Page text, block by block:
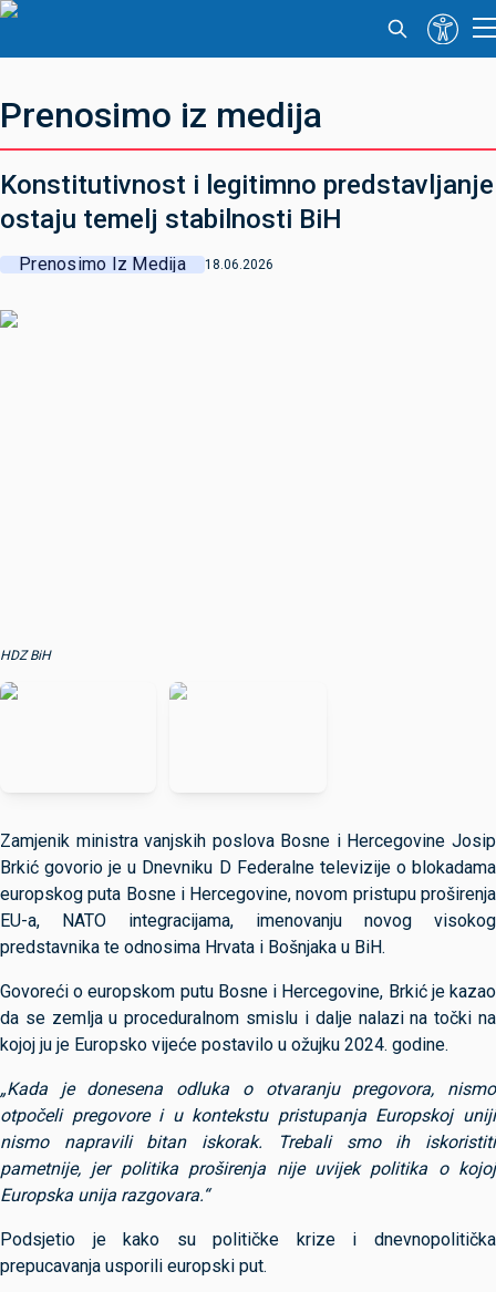
Prenosimo iz medija
Konstitutivnost i legitimno predstavljanje
ostaju temelj stabilnosti BiH
Prenosimo Iz Medija 18.06.2026
HDZ BiH
Zamjenik ministra vanjskih poslova Bosne i Hercegovine Josip
Brkić govorio je u Dnevniku D Federalne televizije o blokadama
europskog puta Bosne i Hercegovine, novom pristupu proširenja
EU-a, NATO integracijama, imenovanju novog visokog
predstavnika te odnosima Hrvata i Bošnjaka u BiH.
Govoreći o europskom putu Bosne i Hercegovine, Brkić je kazao
da se zemlja u proceduralnom smislu i dalje nalazi na točki na
kojoj ju je Europsko vijeće postavilo u ožujku 2024. godine.
„Kada je donesena odluka o otvaranju pregovora, nismo
otpočeli pregovore i u kontekstu pristupanja Europskoj uniji
nismo napravili bitan iskorak. Trebali smo ih iskoristiti
pametnije, jer politika proširenja nije uvijek politika o kojoj
Europska unija razgovara.“
Podsjetio je kako su političke krize i dnevnopolitička
prepucavanja usporili europski put.